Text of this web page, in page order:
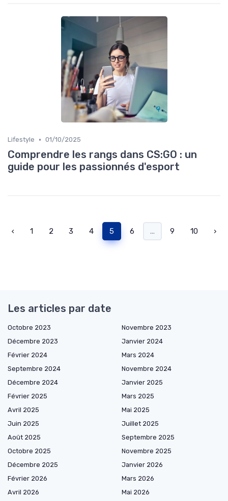
Lifestyle • 01/10/2025
Comprendre les rangs dans CS:GO : un
guide pour les passionnés d'esport
‹ 1 2 3 4 5 6 ... 9 10 ›
Les articles par date
Octobre 2023
Novembre 2023
Décembre 2023
Janvier 2024
Février 2024
Mars 2024
Septembre 2024
Novembre 2024
Décembre 2024
Janvier 2025
Février 2025
Mars 2025
Avril 2025
Mai 2025
Juin 2025
Juillet 2025
Août 2025
Septembre 2025
Octobre 2025
Novembre 2025
Décembre 2025
Janvier 2026
Février 2026
Mars 2026
Avril 2026
Mai 2026